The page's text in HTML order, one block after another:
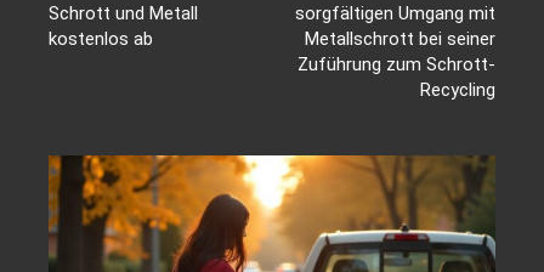
Schrott und Metall
kostenlos ab
sorgfältigen Umgang mit
Metallschrott bei seiner
Zuführung zum Schrott-
Recycling